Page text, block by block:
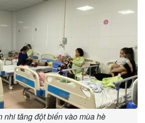
nhi tăng đột biến vào mùa hè